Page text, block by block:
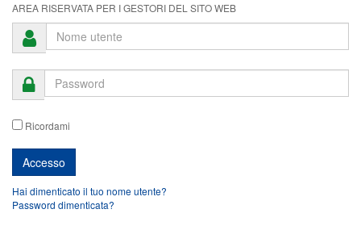
AREA RISERVATA PER I GESTORI DEL SITO WEB
Ricordami
Hai dimenticato il tuo nome utente?
Password dimenticata?